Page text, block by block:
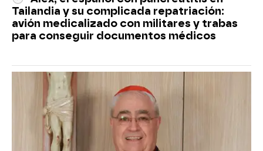
Tailandia y su complicada repatriación:
avión medicalizado con militares y trabas
para conseguir documentos médicos